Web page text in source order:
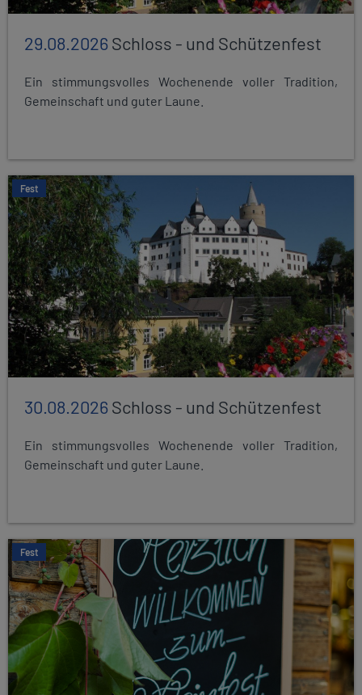
29.08.2026Schloss - und Schützenfest
Ein stimmungsvolles Wochenende voller Tradition,
Gemeinschaft und guter Laune.
Fest
30.08.2026Schloss - und Schützenfest
Ein stimmungsvolles Wochenende voller Tradition,
Gemeinschaft und guter Laune.
Fest